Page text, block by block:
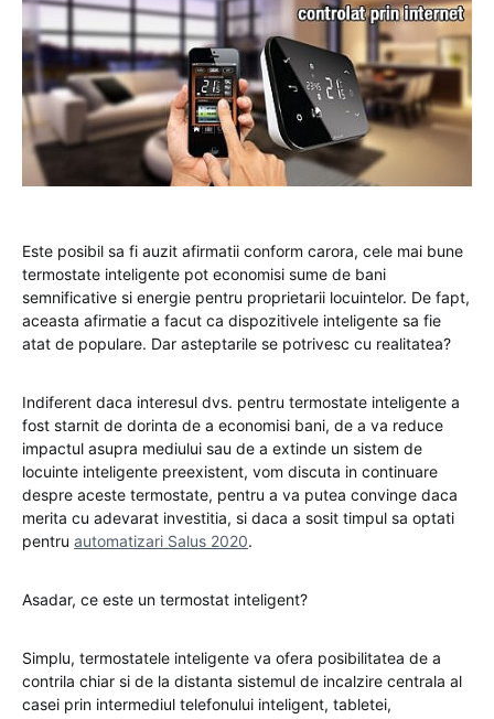
Este posibil sa fi auzit afirmatii conform carora, cele mai bune
termostate inteligente pot economisi sume de bani
semnificative si energie pentru proprietarii locuintelor. De fapt,
aceasta afirmatie a facut ca dispozitivele inteligente sa fie
atat de populare. Dar asteptarile se potrivesc cu realitatea?
Indiferent daca interesul dvs. pentru termostate inteligente a
fost starnit de dorinta de a economisi bani, de a va reduce
impactul asupra mediului sau de a extinde un sistem de
locuinte inteligente preexistent, vom discuta in continuare
despre aceste termostate, pentru a va putea convinge daca
merita cu adevarat investitia, si daca a sosit timpul sa optati
pentru automatizari Salus 2020.
Asadar, ce este un termostat inteligent?
Simplu, termostatele inteligente va ofera posibilitatea de a
contrila chiar si de la distanta sistemul de incalzire centrala al
casei prin intermediul telefonului inteligent, tabletei,